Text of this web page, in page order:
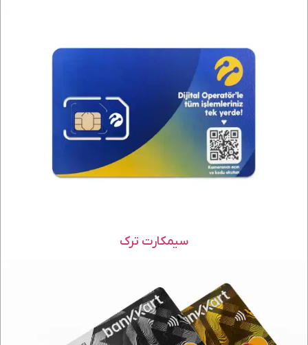
سیمکارت ترک